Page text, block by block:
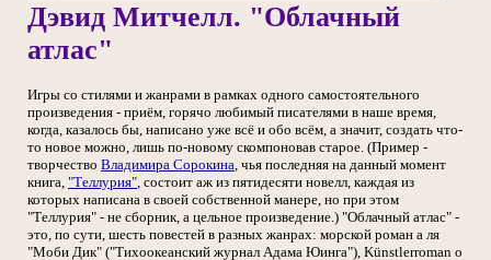
Дэвид Митчелл. "Облачный
атлас"
Игры со стилями и жанрами в рамках одного самостоятельного
произведения - приём, горячо любимый писателями в наше время,
когда, казалось бы, написано уже всё и обо всём, а значит, создать что-
то новое можно, лишь по-новому скомпоновав старое. (Пример -
творчество Владимира Сорокина, чья последняя на данный момент
книга, "Теллурия", состоит аж из пятидесяти новелл, каждая из
которых написана в своей собственной манере, но при этом
"Теллурия" - не сборник, а цельное произведение.) "Облачный атлас" -
это, по сути, шесть повестей в разных жанрах: морской роман а ля
"Моби Дик" ("Тихоокеанский журнал Адама Юинга"), Künstlerroman о